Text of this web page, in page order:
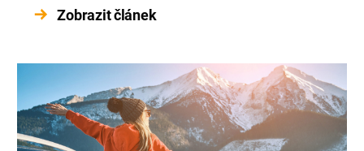
kvalitu vozů, ale hlavně úroveň služeb, férovost
skutečně relevantní a podle čeho poznat
kvalitní půjčovnu […]
Zobrazit článek